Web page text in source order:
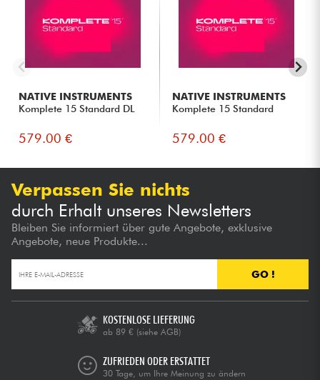
NATIVE INSTRUMENTS
Komplete 15 Standard DL
579.00 €
NATIVE INSTRUMENTS
Komplete 15 Standard
579.00 €
Verpassen Sie nichts
durch Erhalt unseres Newsletters
Bleiben Sie informiert über gute Angebote, exklusive
Angebote, neue Produkte...
GO !
KOSTENLOSE LIEFERUNG
ab 89 € (siehe AGB)
ZUFRIEDEN ODER ERSTATTET
30 Tage, um Ihre Meinung zu ändern